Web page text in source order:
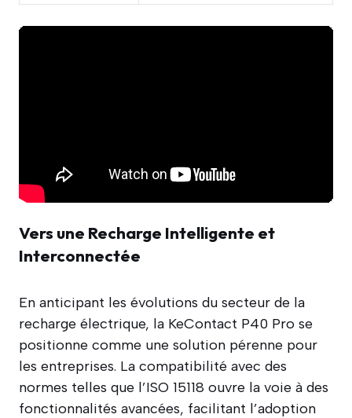
Vers une Recharge Intelligente et
Interconnectée
En anticipant les évolutions du secteur de la
recharge électrique, la KeContact P40 Pro se
positionne comme une solution pérenne pour
les entreprises. La compatibilité avec des
normes telles que l’ISO 15118 ouvre la voie à des
fonctionnalités avancées, facilitant l’adoption